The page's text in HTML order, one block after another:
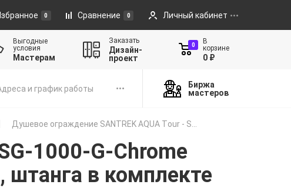
0 Сравнение 0 Личный кабинет
Выгодные
условия
Мастерам
Заказать
Дизайн-
проект
0
В
корзине
0 ₽
и график работы
Биржа
мастеров
Душевое ограждение SANTREK AQUA Тour - S...
1000-G-Chrome
в комплекте